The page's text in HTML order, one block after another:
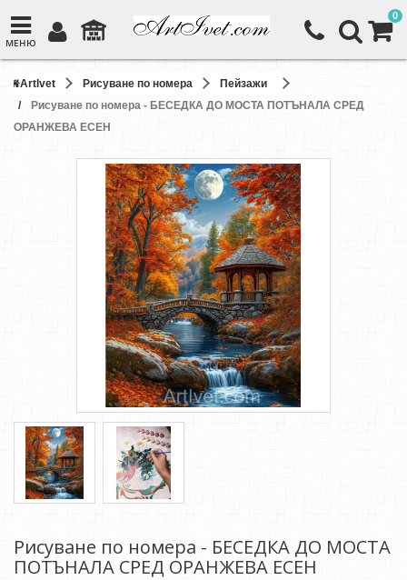
МЕНЮ
0
ArtIvet Рисуване по номера
Пейзажи
Рисуване по номера - БЕСЕДКА ДО МОСТА ПОТЪНАЛА СРЕД
ОРАНЖЕВА ЕСЕН
Рисуване по номера - БЕСЕДКА ДО МОСТА
ПОТЪНАЛА СРЕД ОРАНЖЕВА ЕСЕН